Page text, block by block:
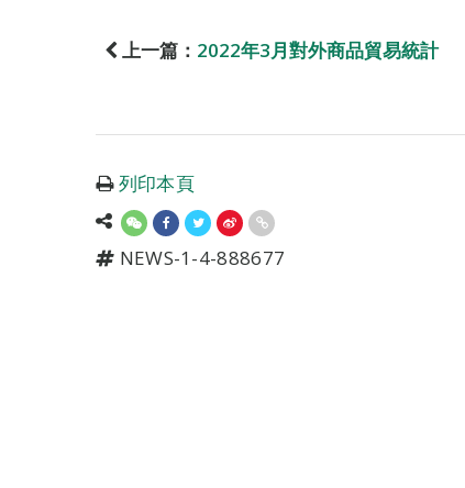
上一篇： 2022年3月對外商品貿易統計
列印本頁
NEWS-1-4-888677